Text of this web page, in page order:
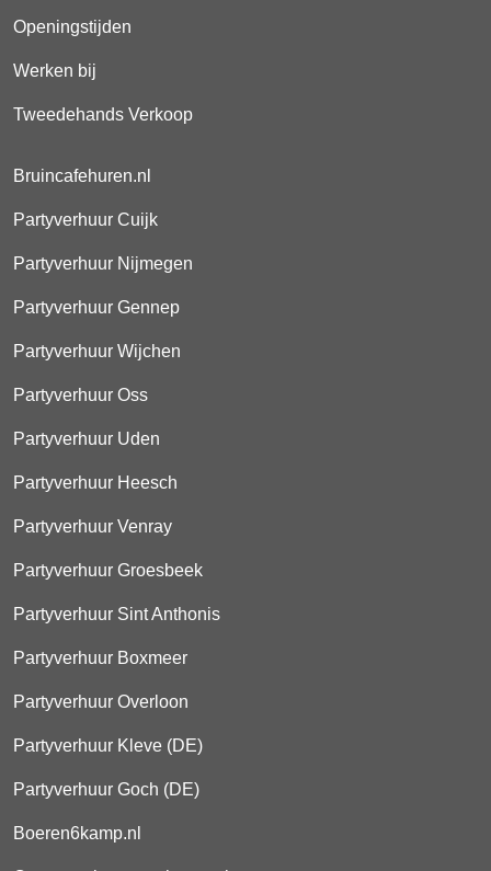
Openingstijden
Werken bij
Tweedehands Verkoop
Bruincafehuren.nl
Partyverhuur Cuijk
Partyverhuur Nijmegen
Partyverhuur Gennep
Partyverhuur Wijchen
Partyverhuur Oss
Partyverhuur Uden
Partyverhuur Heesch
Partyverhuur Venray
Partyverhuur Groesbeek
Partyverhuur Sint Anthonis
Partyverhuur Boxmeer
Partyverhuur Overloon
Partyverhuur Kleve (DE)
Partyverhuur Goch (DE)
Boeren6kamp.nl